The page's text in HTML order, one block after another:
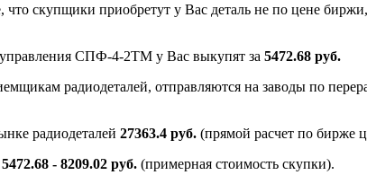
скупщики приобретут у Вас деталь не по цене
управления СПФ-4-2ТМ у Вас выкупят за 5472.68 руб.
радиодеталей, отправляются на заводы по
радиодеталей 27363.4 руб. (прямой расчет по бирже
5472.68 - 8209.02 руб. (примерная стоимость скупки).